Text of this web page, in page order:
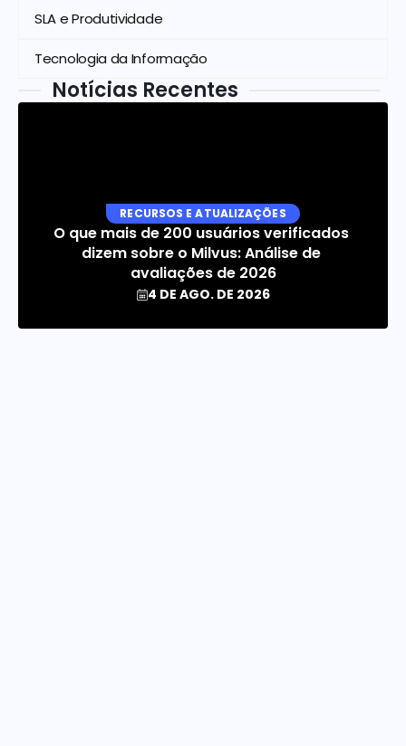
SLA e Produtividade
Tecnologia da Informação
Notícias Recentes
RECURSOS E ATUALIZAÇÕES
O que mais de 200 usuários verificados
dizem sobre o Milvus: Análise de
avaliações de 2026
4 DE AGO. DE 2026